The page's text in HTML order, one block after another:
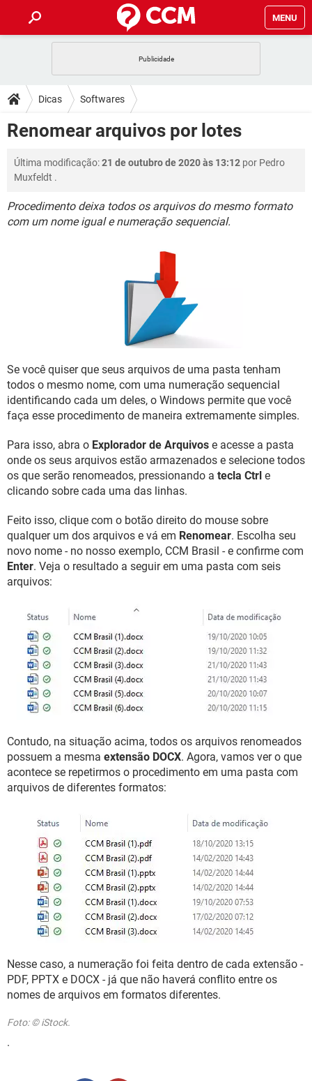
MENU
CELULAR
OUTLOOK EXCEL
GUIA DE COMPRAS
DICAS
JOGOS
CELULAR FACEBOOK
OUTLOOK EXCEL
GUIA DE COMPRAS
DOWNLOADS
CELULAR
INSTAGRAM GMAIL
FÓRUM
CELULAR FACEBOOK
GMAIL
JOGOS WHATSAPP
GMAIL
Dicas Softwares
Renomear arquivos por lotes
Última modificação:21 de outubro de 2020 às 13:12 por Pedro
Muxfeldt .
Procedimento deixa todos os arquivos do mesmo formato
com um nome igual e numeração sequencial.
Se você quiser que seus arquivos de uma pasta tenham
todos o mesmo nome, com uma numeração sequencial
identificando cada um deles, o Windows permite que você
faça esse procedimento de maneira extremamente simples.
Para isso, abra o Explorador de Arquivos e acesse a pasta
onde os seus arquivos estão armazenados e selecione todos
os que serão renomeados, pressionando a tecla Ctrl e
clicando sobre cada uma das linhas.
Feito isso, clique com o botão direito do mouse sobre
qualquer um dos arquivos e vá em Renomear. Escolha seu
novo nome - no nosso exemplo, CCM Brasil - e confirme com
Enter. Veja o resultado a seguir em uma pasta com seis
arquivos:
Contudo, na situação acima, todos os arquivos renomeados
possuem a mesma extensão DOCX. Agora, vamos ver o que
acontece se repetirmos o procedimento em uma pasta com
arquivos de diferentes formatos:
Nesse caso, a numeração foi feita dentro de cada extensão -
PDF, PPTX e DOCX - já que não haverá conflito entre os
nomes de arquivos em formatos diferentes.
Foto: © iStock.
.